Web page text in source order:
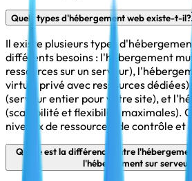
Quels types d'hébergement web existe-t-il?
Il existe plusieurs types
différents besoins : l'hébergement
ressources sur un serveur),
virtuel privé avec ressources
(serveur entier pour votre site), et
(scalabilité et flexibilité maximales).
niveaux de ressources, de contrôle et
Quelle est la différence entre
l'hébergement sur